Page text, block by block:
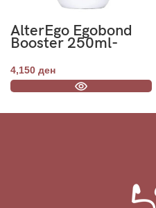
AlterEgo Egobond
Booster 250ml-
4,150 ден